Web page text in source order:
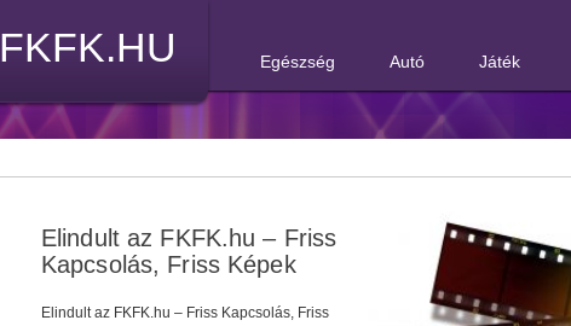
FKFK.HU Egészség Autó Játék
Elindult az FKFK.hu – Friss
Kapcsolás, Friss Képek
Elindult az FKFK.hu – Friss Kapcsolás, Friss